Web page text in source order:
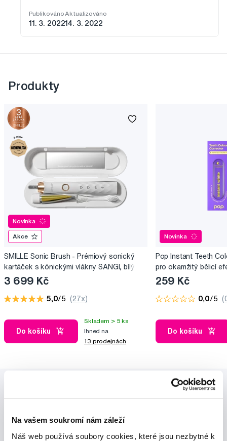
Na vašem soukromí nám záleží
Náš web používá soubory cookies, které jsou nezbytné k
Publikováno
11. 3. 2022
Aktualizováno
14. 3. 2022
Produkty
Novinka
Akce
SMILLE Sonic Brush - Prémiový sonický
kartáček s kónickými vlákny SANGI, bílý
3 699 Kč
5,0/5 (27x)
Do košíku
Skladem > 5 ks
Ihned na
13 prodejnách
Novinka
Pop Instant Teeth
pro okamžitý bělicí
259 Kč
0,0/5
Do košíku